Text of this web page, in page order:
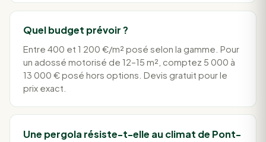
Quel budget prévoir ?
Entre 400 et 1 200 €/m² posé selon la gamme. Pour
un adossé motorisé de 12–15 m², comptez 5 000 à
13 000 € posé hors options. Devis gratuit pour le
prix exact.
Une pergola résiste-t-elle au climat de Pont-